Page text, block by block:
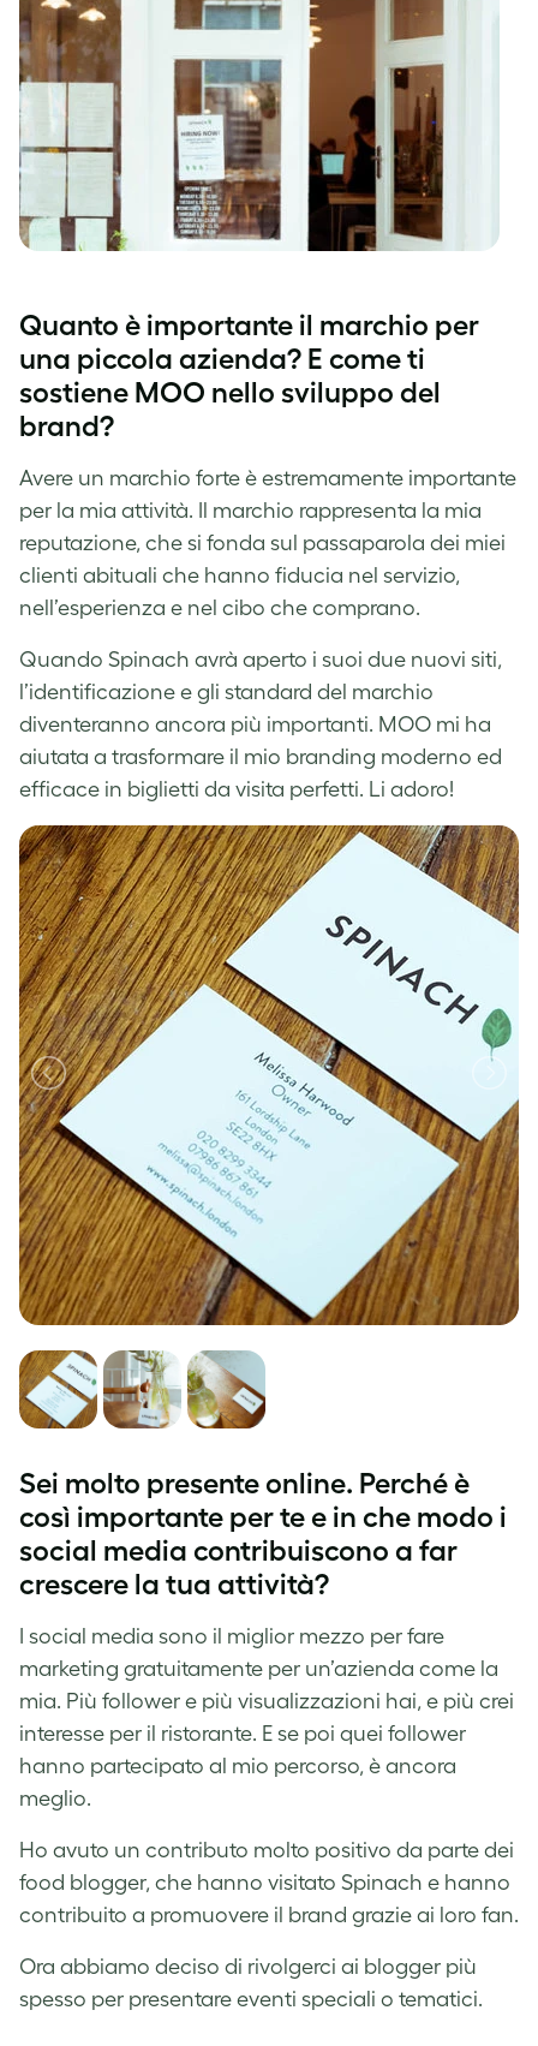
Quanto è importante il marchio per
una piccola azienda? E come ti
sostiene MOO nello sviluppo del
brand?
Avere un marchio forte è estremamente importante
per la mia attività. Il marchio rappresenta la mia
reputazione, che si fonda sul passaparola dei miei
clienti abituali che hanno fiducia nel servizio,
nell’esperienza e nel cibo che comprano.
Quando Spinach avrà aperto i suoi due nuovi siti,
l’identificazione e gli standard del marchio
diventeranno ancora più importanti. MOO mi ha
aiutata a trasformare il mio branding moderno ed
efficace in biglietti da visita perfetti. Li adoro!
Sei molto presente online. Perché è
così importante per te e in che modo i
social media contribuiscono a far
crescere la tua attività?
I social media sono il miglior mezzo per fare
marketing gratuitamente per un’azienda come la
mia. Più follower e più visualizzazioni hai, e più crei
interesse per il ristorante. E se poi quei follower
hanno partecipato al mio percorso, è ancora
meglio.
Ho avuto un contributo molto positivo da parte dei
food blogger, che hanno visitato Spinach e hanno
contribuito a promuovere il brand grazie ai loro fan.
Ora abbiamo deciso di rivolgerci ai blogger più
spesso per presentare eventi speciali o tematici.